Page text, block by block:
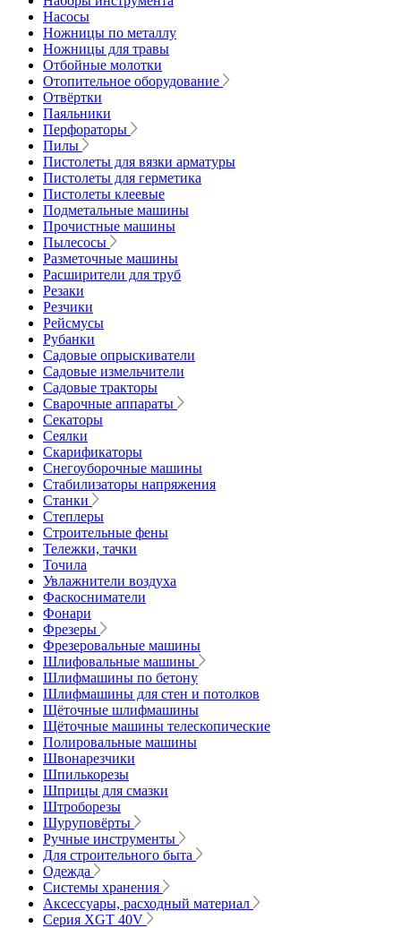
Насосы
Ножницы по металлу
Ножницы для травы
Отбойные молотки
Отопительное оборудование
Отвёртки
Паяльники
Перфораторы
Пилы
Пистолеты для вязки арматуры
Пистолеты для герметика
Пистолеты клеевые
Подметальные машины
Прочистные машины
Пылесосы
Разметочные машины
Расширители для труб
Резаки
Резчики
Рейсмусы
Рубанки
Садовые опрыскиватели
Садовые измельчители
Садовые тракторы
Сварочные аппараты
Секаторы
Сеялки
Скарификаторы
Снегоуборочные машины
Стабилизаторы напряжения
Станки
Степлеры
Строительные фены
Тележки, тачки
Точила
Увлажнители воздуха
Фаскосниматели
Фонари
Фрезеры
Фрезеровальные машины
Шлифовальные машины
Шлифмашины по бетону
Шлифмашины для стен и потолков
Щёточные шлифмашины
Щёточные машины телескопические
Полировальные машины
Швонарезчики
Шпилькорезы
Шприцы для смазки
Штроборезы
Шуруповёрты
Ручные инструменты
Для строительного быта
Одежда
Системы хранения
Аксессуары, расходный материал
Серия XGT 40V